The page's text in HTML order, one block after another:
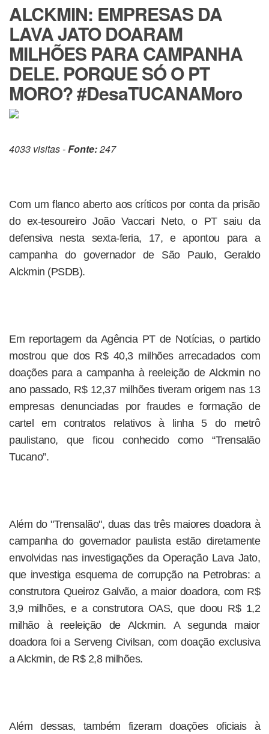
ALCKMIN: EMPRESAS DA
LAVA JATO DOARAM
MILHÕES PARA CAMPANHA
DELE. PORQUE SÓ O PT
MORO? #DesaTUCANAMoro
4033 visitas -Fonte:247
Com um flanco aberto aos críticos por conta da prisão
do ex-tesoureiro João Vaccari Neto, o PT saiu da
defensiva nesta sexta-feria, 17, e apontou para a
campanha do governador de São Paulo, Geraldo
Alckmin (PSDB).
Em reportagem da Agência PT de Notícias, o partido
mostrou que dos R$ 40,3 milhões arrecadados com
doações para a campanha à reeleição de Alckmin no
ano passado, R$ 12,37 milhões tiveram origem nas 13
empresas denunciadas por fraudes e formação de
cartel em contratos relativos à linha 5 do metrô
paulistano, que ficou conhecido como “Trensalão
Tucano”.
Além do "Trensalão", duas das três maiores doadora à
campanha do governador paulista estão diretamente
envolvidas nas investigações da Operação Lava Jato,
que investiga esquema de corrupção na Petrobras: a
construtora Queiroz Galvão, a maior doadora, com R$
3,9 milhões, e a construtora OAS, que doou R$ 1,2
milhão à reeleição de Alckmin. A segunda maior
doadora foi a Serveng Civilsan, com doação exclusiva
a Alckmin, de R$ 2,8 milhões.
Além dessas, também fizeram doações oficiais à